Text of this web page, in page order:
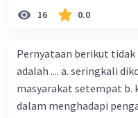
berfungsi sebagai ilmu
16 0.0
Pernyataan berikut
adalah .... a. seringkali
masyarakat setempat b.
dalam menghadapi